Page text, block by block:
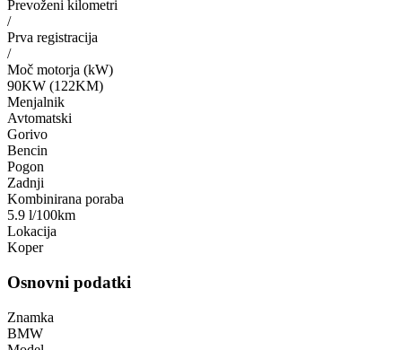
Prevoženi kilometri
/
Prva registracija
/
Moč motorja (kW)
90KW (122KM)
Menjalnik
Avtomatski
Gorivo
Bencin
Pogon
Zadnji
Kombinirana poraba
5.9 l/100km
Lokacija
Koper
Osnovni podatki
Znamka
BMW